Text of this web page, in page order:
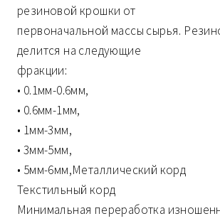
резиновой крошки от
первоначальной массы сырья.
делится на следующие
фракции:
• 0.1мм-0.6мм,
• 0.6мм-1мм,
• 1мм-3мм,
• 3мм-5мм,
• 5мм-6мм,Металлический корд
Текстильный корд
Минимальная переработка